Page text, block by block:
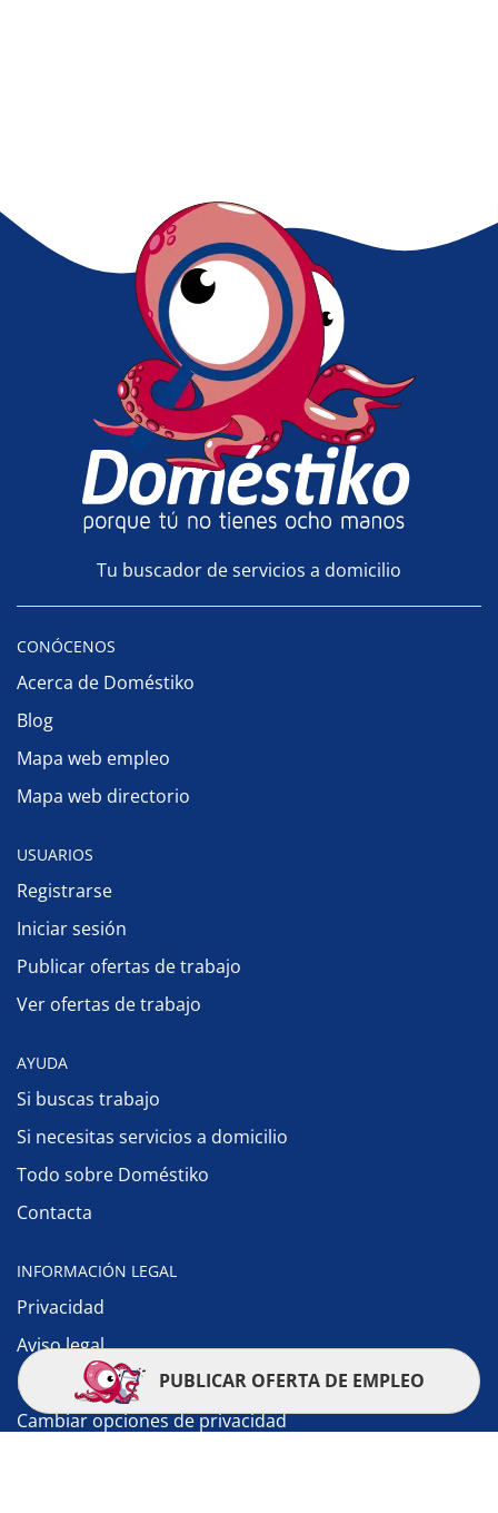
Tu buscador de servicios a domicilio
CONÓCENOS
Acerca de Doméstiko
Blog
Mapa web empleo
Mapa web directorio
USUARIOS
Registrarse
Iniciar sesión
Publicar ofertas de trabajo
Ver ofertas de trabajo
AYUDA
Si buscas trabajo
Si necesitas servicios a domicilio
Todo sobre Doméstiko
Contacta
INFORMACIÓN LEGAL
Privacidad
Aviso legal
Política de cookies
Cambiar opciones de privacidad
PUBLICAR OFERTA DE EMPLEO